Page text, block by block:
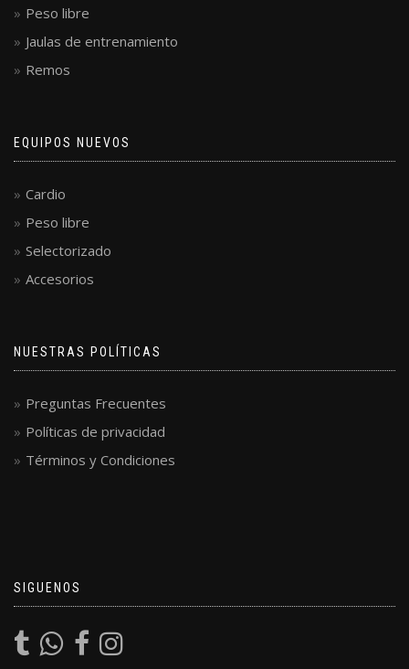
Peso libre
Jaulas de entrenamiento
Remos
EQUIPOS NUEVOS
Cardio
Peso libre
Selectorizado
Accesorios
NUESTRAS POLÍTICAS
Preguntas Frecuentes
Políticas de privacidad
Términos y Condiciones
SIGUENOS